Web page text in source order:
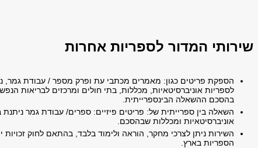
שירותי המדור לספריות אחרות
הספקת פריטים כגון: מאמרים מכתבי עת ופרק מספר / עבודת גמר,
לספריות אוניברסיטאיות, מכללות, בתי חולים ומרכזים לבריאות
בהסכם ההשאלה הבינספרייתית.
השאלה בין ספרייתית של: פריטים פיזיים: ספרים/ עבודת גמר ניתנת
אוניברסיטאיות ומכללות שבהסכם.
השירות ניתן לצרכי מחקר, הוראה ולימוד בלבד, בהתאם לחוק זכויות
הספריות בארץ.